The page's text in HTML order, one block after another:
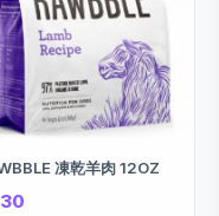
凍乾羊肉 12OZ